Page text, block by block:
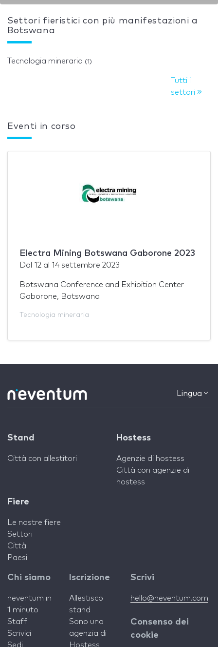
Settori fieristici con più manifestazioni a
Botswana
Tecnologia mineraria (1)
Tutti i
settori
Eventi in corso
Electra Mining Botswana Gaborone 2023
Dal 12 al 14 settembre 2023
Botswana Conference and Exhibition Center
Gaborone, Botswana
Tecnologia mineraria
Lingua
Stand
Città con allestitori
Hostess
Agenzie di hostess
Città con agenzie di
hostess
Fiere
Le nostre fiere
Settori
Città
Paesi
Chi siamo
neventum in
1 minuto
Staff
Scrivici
Sedi
Iscrizione
Allestisco
stand
Sono una
agenzia di
Hostess
Scrivi
hello@neventum.com
Consenso dei
cookie